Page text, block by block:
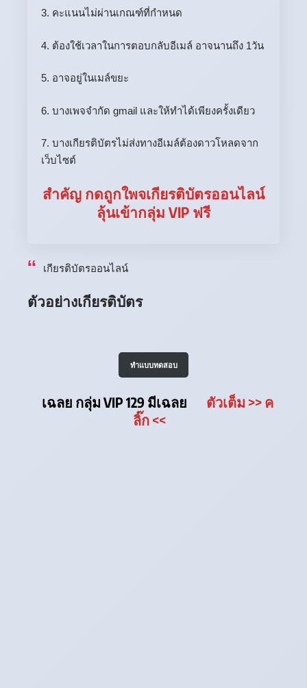
3. คะแนนไม่ผ่านเกณฑ์ที่กำหนด
4. ต้องใช้เวลาในการตอบกลับอีเมล์ อาจนานถึง 1วัน
5. อาจอยู่ในเมล์ขยะ
6. บางเพจจำกัด gmail และให้ทำได้เพียงครั้งเดียว
7. บางเกียรติบัตรไม่ส่งทางอีเมล์ต้องดาวโหลดจาก
เว็บไซต์
สำคัญ กดถูกใพจเกียรติบัตรออนไลน์
ลุ้นเข้ากลุ่ม VIP ฟรี
เกียรติบัตรออนไลน์
ตัวอย่างเกียรติบัตร
ทำแบบทดสอบ
เฉลย กลุ่ม VIP 129 มีเฉลย ตัวเต็ม >> ค
ลิ๊ก <<